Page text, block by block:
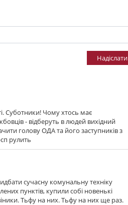
Надіслати
Суботники! Чому хтось має
- відберуть в людей вихідний
голову ОДА та його заступників з
рулить
сучасну комунальну техніку
пунктів, купили собі новенькі
Тьфу на них. Тьфу на них ще раз.